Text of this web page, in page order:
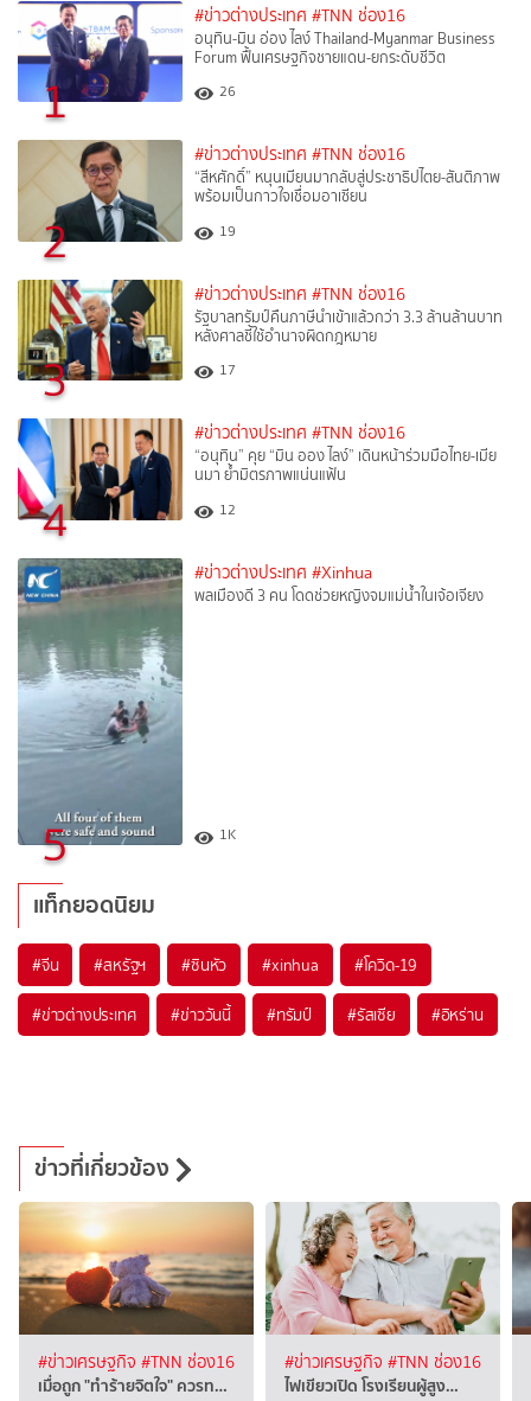
1
#ข่าวต่างประเทศ #TNN ช่อง16
อนุทิน-มิน อ่อง ไลง์ Thailand-Myanmar Business
Forum ฟื้นเศรษฐกิจชายแดน-ยกระดับชีวิต
26
2
#ข่าวต่างประเทศ #TNN ช่อง16
“สีหศักดิ์”​ หนุนเมียนมากลับสู่ประชาธิปไตย-สันติภาพ
พร้อมเป็นกาวใจเชื่อมอาเซียน
19
3
#ข่าวต่างประเทศ #TNN ช่อง16
รัฐบาลทรัมป์คืนภาษีนำเข้าแล้วกว่า 3.3 ล้านล้านบาท
หลังศาลชี้ใช้อำนาจผิดกฎหมาย
17
4
#ข่าวต่างประเทศ #TNN ช่อง16
“อนุทิน” คุย “มิน ออง ไลง์” เดินหน้าร่วมมือไทย-เมีย
นมา ย้ำมิตรภาพแน่นแฟ้น
12
5
#ข่าวต่างประเทศ #Xinhua
พลเมืองดี 3 คน โดดช่วยหญิงจมแม่น้ำในเจ้อเจียง
1K
แท็กยอดนิยม
#จีน #สหรัฐฯ #ซินหัว #xinhua #โควิด-19
#ข่าวต่างประเทศ #ข่าววันนี้ #ทรัมป์ #รัสเซีย #อิหร่าน
ข่าวที่เกี่ยวข้อง
#ข่าวเศรษฐกิจ #TNN ช่อง16
เมื่อถูก "ทำร้ายจิตใจ" ควรท…
#ข่าวเศรษฐกิจ #TNN ช่อง16
ไฟเขียวเปิด โรงเรียนผู้สูง…